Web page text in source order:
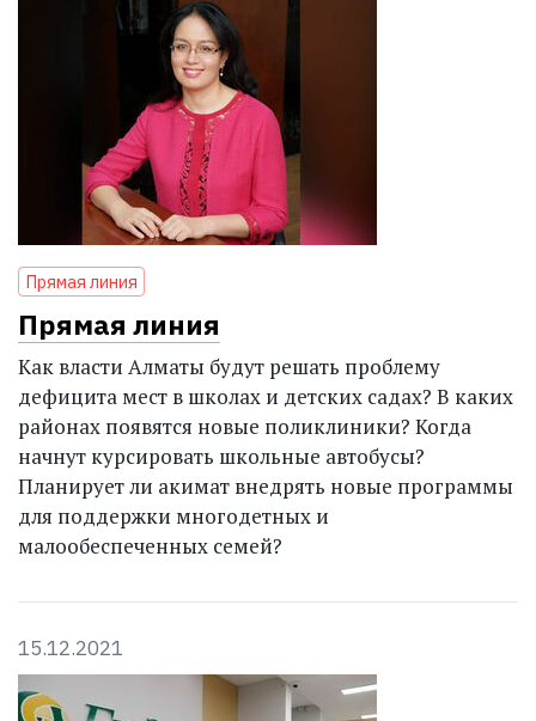
Прямая линия
Прямая линия
Как власти Алматы будут решать проблему
дефицита мест в школах и детских садах? В каких
районах по­явятся новые поликлиники? Когда
нач­нут курсировать школьные автобусы?
Планирует ли акимат внедрять новые программы
для поддержки многодетных и
малообеспеченных семей?
15.12.2021